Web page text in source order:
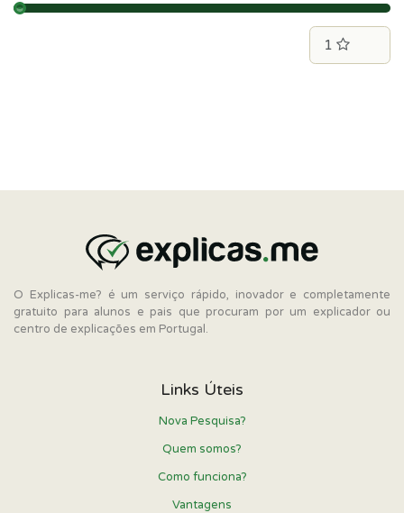
O Explicas-me? é um serviço rápido, inovador e completamente
gratuito para alunos e pais que procuram por um explicador ou
centro de explicações em Portugal.
Links Úteis
Nova Pesquisa?
Quem somos?
Como funciona?
Vantagens